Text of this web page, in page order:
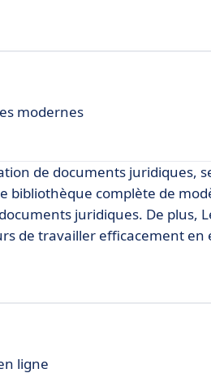
modernes
de documents juridiques,
bibliothèque complète de
juridiques. De plus,
de travailler efficacement en
ligne